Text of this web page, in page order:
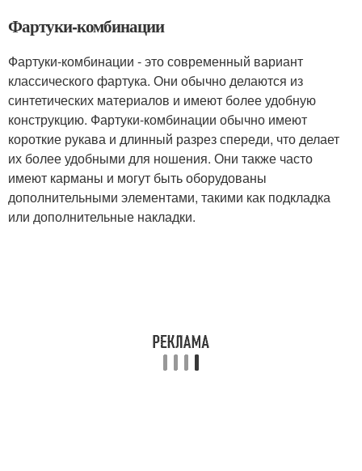
Фартуки-комбинации
Фартуки-комбинации - это современный вариант
классического фартука. Они обычно делаются из
синтетических материалов и имеют более удобную
конструкцию. Фартуки-комбинации обычно имеют
короткие рукава и длинный разрез спереди, что делает
их более удобными для ношения. Они также часто
имеют карманы и могут быть оборудованы
дополнительными элементами, такими как подкладка
или дополнительные накладки.